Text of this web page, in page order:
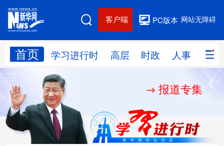
网站无障碍
PC版本
客户端
首页 学习进行时 高层 时政 人事 国际
网站地图
学习进行时 人事
国际 财经 网评
思客智库 全球连线 教育
报道专集